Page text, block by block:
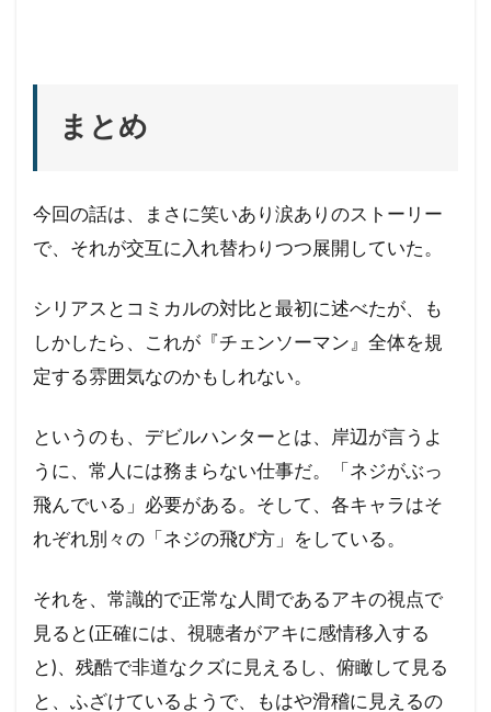
まとめ
今回の話は、まさに笑いあり涙ありのストーリー
で、それが交互に入れ替わりつつ展開していた。
シリアスとコミカルの対比と最初に述べたが、も
しかしたら、これが『チェンソーマン』全体を規
定する雰囲気なのかもしれない。
というのも、デビルハンターとは、岸辺が言うよ
うに、常人には務まらない仕事だ。「ネジがぶっ
飛んでいる」必要がある。そして、各キャラはそ
れぞれ別々の「ネジの飛び方」をしている。
それを、常識的で正常な人間であるアキの視点で
見ると(正確には、視聴者がアキに感情移入する
と)、残酷で非道なクズに見えるし、俯瞰して見る
と、ふざけているようで、もはや滑稽に見えるの